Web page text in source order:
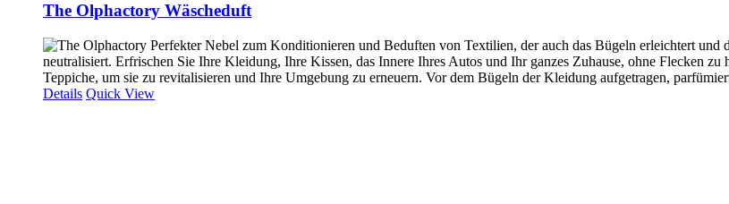
The Olphactory Wäscheduft
Perfekter Nebel zum Konditionieren und Beduften von Textilien, der auch das Bügeln erleichtert
neutralisiert. Erfrischen Sie Ihre Kleidung, Ihre Kissen, das Innere Ihres Autos und Ihr ganzes Zuhause, ohne Flecken
Teppiche, um sie zu revitalisieren und Ihre Umgebung zu erneuern. Vor dem Bügeln der Kleidung aufgetragen,
Details Quick View